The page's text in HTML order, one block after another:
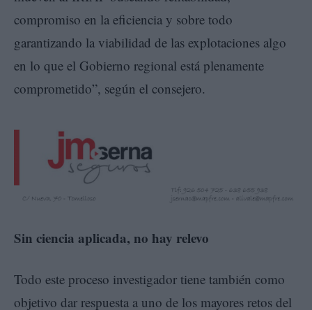
compromiso en la eficiencia y sobre todo
garantizando la viabilidad de las explotaciones algo
en lo que el Gobierno regional está plenamente
comprometido”, según el consejero.
Sin ciencia aplicada, no hay relevo
Todo este proceso investigador tiene también como
objetivo dar respuesta a uno de los mayores retos del